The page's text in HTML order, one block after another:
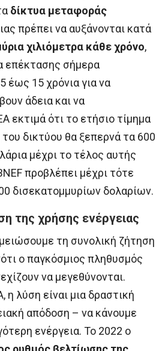
δίκτυα μεταφοράς
πρέπει να αυξάνονται κατά
χιλιόμετρα κάθε χρόνο,
επέκτασης σήμερα
έως 15 χρόνια για να
άδεια και να
εκτιμά ότι το ετήσιο τίμημα
του δικτύου θα ξεπερνά τα 600
μέχρι το τέλος αυτής
προβλέπει μέχρι τότε
δισεκατομμυρίων δολαρίων.
της χρήσης ενέργειας
τη συνολική ζήτηση
ο παγκόσμιος πληθυσμός
να μεγεθύνονται.
λύση είναι μια δραστική
απόδοση – να κάνουμε
ενέργεια. Το 2022 ο